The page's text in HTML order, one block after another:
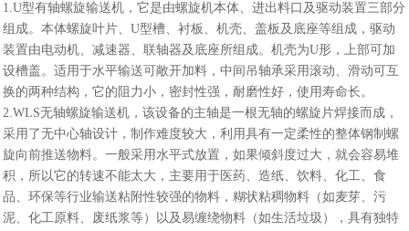
1.U型有轴螺旋输送机，它是由螺旋机本体、进出料口及驱动装置三部分
组成。本体螺旋叶片、U型槽、衬板、机壳、盖板及底座等组成，驱动
装置由电动机、减速器、联轴器及底座所组成。机壳为U形，上部可加
设槽盖。适用于水平输送可敞开加料，中间吊轴承采用滚动、滑动可互
换的两种结构，它的阻力小，密封性强，耐磨性好，使用寿命长。
2.WLS无轴螺旋输送机，该设备的主轴是一根无轴的螺旋片焊接而成，
采用了无中心轴设计，制作难度较大，利用具有一定柔性的整体钢制螺
旋向前推送物料。一般采用水平式放置，如果倾斜度过大，就会容易堆
积，所以它的转速不能太大，主要用于医药、造纸、饮料、化工、食
品、环保等行业输送粘附性较强的物料，糊状粘稠物料（如麦芽、污
泥、化工原料、废纸浆等）以及易缠绕物料（如生活垃圾），具有独特